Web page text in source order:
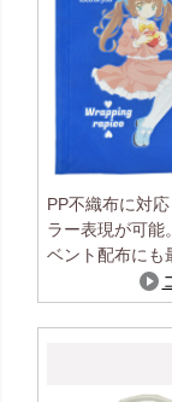
PP不織布に対
ラー表現が可能
ベント配布にも